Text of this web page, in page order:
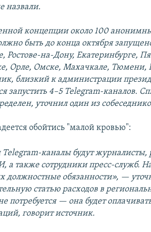
назвали.
концепции около 100
быть до конца октября
на-Дону, Екатеринбурге,
Орле, Омске, Махачкале, Тюмени,
близкий к администрации
запустить 4–5 Telegram-каналов.
уточнил один из
обойтись "малой кровью":
Telegram-каналы будут
а также сотрудники пресс-служб.
должностные обязанности», —
статью расходов в
потребуется — она будет
говорит источник.